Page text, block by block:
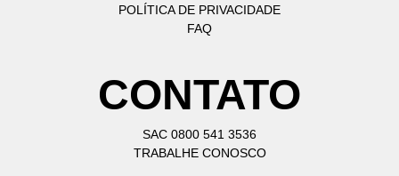
POLÍTICA DE PRIVACIDADE
FAQ
CONTATO
SAC 0800 541 3536
TRABALHE CONOSCO